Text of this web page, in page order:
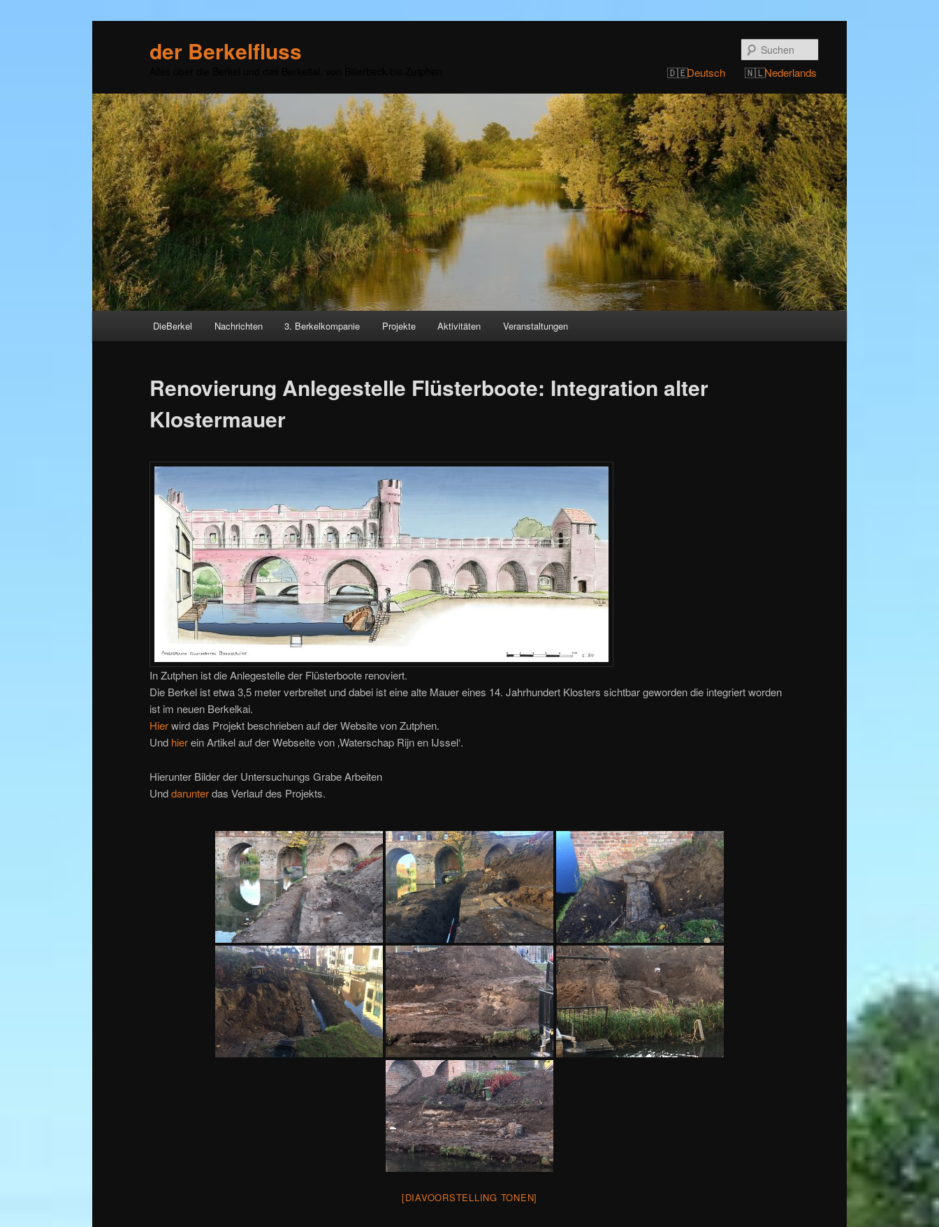
der Berkelfluss
Deutsch Nederlands
Zum
Inhalt
springen
DieBerkel Nachrichten 3. Berkelkompanie Projekte Aktivitäten Veranstaltungen
Renovierung Anlegestelle Flüsterboote: Integration alter
Klostermauer
In Zutphen ist dieAnlegestelleder Flüsterboote renoviert.
Die Berkel ist etwa 3,5 meter verbreitet und dabei ist eine alte Mauer eines 14. Jahrhundert Klosters sichtbar geworden die integriert worden
ist im neuen Berkelkai.
Hierwird das Projekt beschrieben auf der Website von Zutphen.
Und hierein Artikel auf der Webseite von ‚Waterschap Rijn en IJssel‘.
Hierunter Bilder der Untersuchungs Grabe Arbeiten
Unddarunterdas Verlauf des Projekts.
[DIAVOORSTELLING TONEN]